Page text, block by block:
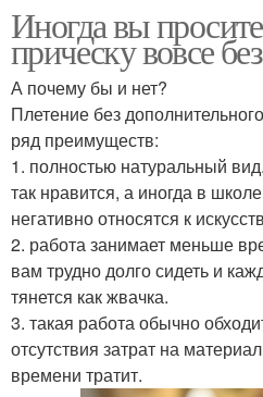
Иногда вы
прическу вовсе
А почему бы и нет?
Плетение без
ряд преимуществ:
1. полностью натуральный
так нравится, а иногда в
негативно относятся к
2. работа занимает меньше
вам трудно долго сидеть и
тянется как жвачка.
3. такая работа обычно
отсутствия затрат на
времени тратит.